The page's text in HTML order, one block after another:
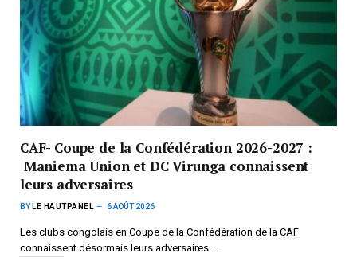
CAF- Coupe de la Confédération 2026-2027 :
Maniema Union et DC Virunga connaissent
leurs adversaires
BY LE HAUTPANEL 6 AOÛT 2026
Les clubs congolais en Coupe de la Confédération de la CAF
connaissent désormais leurs adversaires.…